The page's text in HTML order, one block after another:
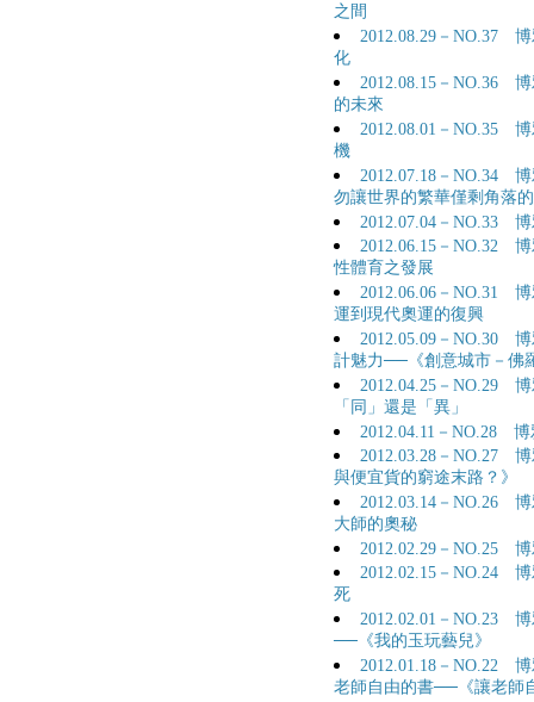
之間
2012.08.29－NO.37
化
2012.08.15－NO.36
的未來
2012.08.01－NO.35
機
2012.07.18－NO.34
勿讓世界的繁華僅剩角落
2012.07.04－NO.33
2012.06.15－NO.32
性體育之發展
2012.06.06－NO.31
運到現代奧運的復興
2012.05.09－NO.30
計魅力──《創意城市－佛
2012.04.25－NO.29
「同」還是「異」
2012.04.11－NO.28
2012.03.28－NO.27
與便宜貨的窮途末路？》
2012.03.14－NO.26
大師的奧秘
2012.02.29－NO.25
2012.02.15－NO.24
死
2012.02.01－NO.23
──《我的玉玩藝兒》
2012.01.18－NO.22
老師自由的書──《讓老師